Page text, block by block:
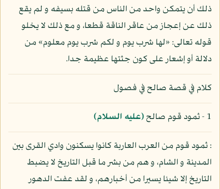
ذلك أن يتمكن واحد من الناس من قتله بسيفه و لم يقع
ذلك عن إعجاز من عاقر الناقة قطعا، و مع ذلك لا يخلو
قوله تعالى: «لها شرب يوم و لكم شرب يوم معلوم» من
دلالة أو إشعار على كون جثتها عظيمة جدا.
كلام في قصة صالح في فصول
1 - ثمود قوم صالح (عليه السلام)
: ثمود قوم من العرب العاربة كانوا يسكنون وادي القرى بين
المدينة و الشام، و هم من بشر ما قبل التاريخ لا يضبط
التاريخ إلا شيئا يسيرا من أخبارهم، و لقد عفت الدهور